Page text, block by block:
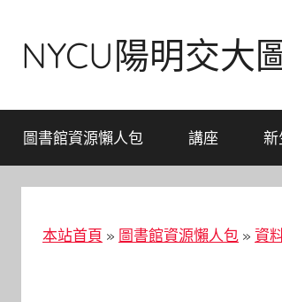
contentNYCU陽明交大
圖書館資源懶人包 講座 新
本站首頁 » 圖書館資源懶人包 » 資